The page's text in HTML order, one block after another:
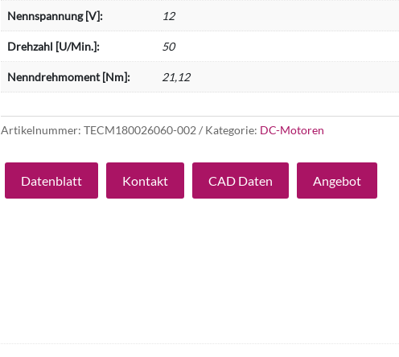
Nennspannung [V]: 12
Drehzahl [U/Min.]: 50
Nenndrehmoment [Nm]: 21,12
Artikelnummer:TECM180026060-002 Kategorie: DC-Motoren
Datenblatt Kontakt CAD Daten Angebot